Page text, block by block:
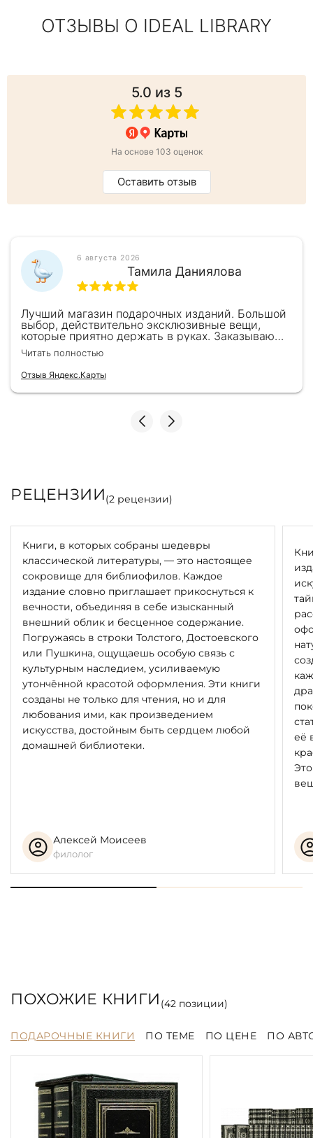
ОТЗЫВЫ О IDEAL LIBRARY
5.0 из 5
На основе 103 оценок
Оставить отзыв
6 августа 2026
Тамила Даниялова
Лучший магазин подарочных изданий. Большой
выбор, действительно эксклюзивные вещи,
которые приятно держать в руках. Заказываю
здесь уже второй раз для бизнес-партнеров,
всегда всё безупречно — от общения с
консультантами до качества самих книг.
Однозначно рекомендую
Читать полностью
Отзыв Яндекс.Карты
РЕЦЕНЗИИ(2 рецензии)
Книги, в которых собраны шедевры
классической литературы, — это настоящее
сокровище для библиофилов. Каждое
издание словно приглашает прикоснуться к
вечности, объединяя в себе изысканный
внешний облик и бесценное содержание.
Погружаясь в строки Толстого, Достоевского
или Пушкина, ощущаешь особую связь с
культурным наследием, усиливаемую
утончённой красотой оформления. Эти книги
созданы не только для чтения, но и для
любования ими, как произведением
искусства, достойным быть сердцем любой
домашней библиотеки.
Алексей Моисеев
филолог
её
ПОХОЖИЕ КНИГИ (42позиции)
ПОДАРОЧНЫЕ КНИГИ ПО ТЕМЕ ПО ЦЕНЕ ПО